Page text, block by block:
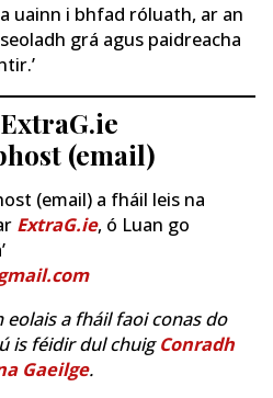
uainn i bhfad róluath, ar an
grá agus paidreacha
(email)
(email) a fháil leis na
ExtraG.ie, ó Luan go
a fháil faoi conas do
is féidir dul chuigConradh
Gaeilge.